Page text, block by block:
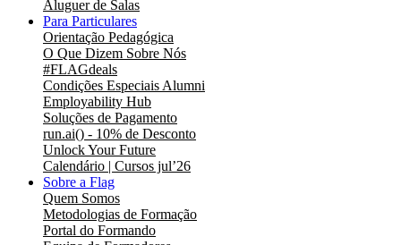
Aluguer de Salas
Para Particulares
Orientação Pedagógica
O Que Dizem Sobre Nós
#FLAGdeals
Condições Especiais Alumni
Employability Hub
Soluções de Pagamento
run.ai() - 10% de Desconto
Unlock Your Future
Calendário | Cursos jul’26
Sobre a Flag
Quem Somos
Metodologias de Formação
Portal do Formando